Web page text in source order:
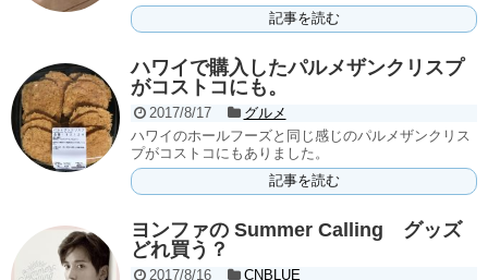
記事を読む
ハワイで購入したパルメザンクリスプ
がコストコにも。
2017/8/17
グルメ
ハワイのホールフーズと同じ感じのパルメザンクリス
プがコストコにもありました。
記事を読む
ヨンファの Summer Calling グッズ
どれ買う？
2017/8/16
CNBLUE